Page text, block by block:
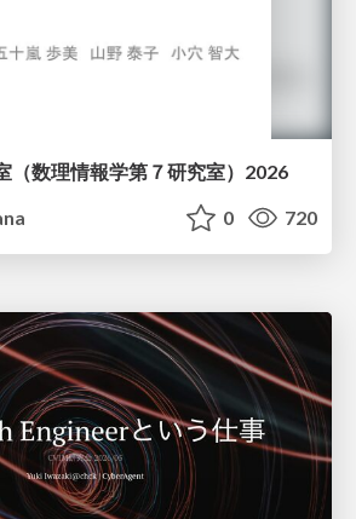
（数理情報学第７研究室）2026
0 720